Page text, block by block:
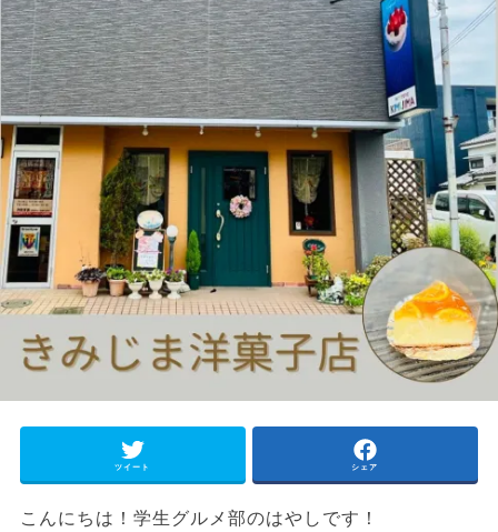
ツイート シェア
こんにちは！学生グルメ部のはやしです！